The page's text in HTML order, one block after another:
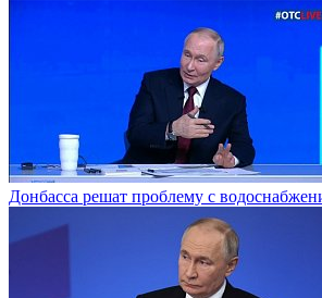
Донбасса решат проблему с